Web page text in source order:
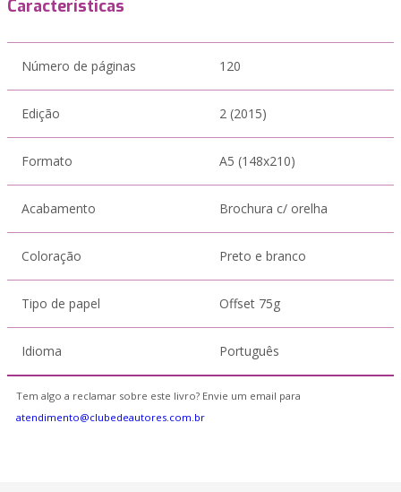
Características
Número de páginas 120
Edição 2 (2015)
Formato A5 (148x210)
Acabamento Brochura c/ orelha
Coloração Preto e branco
Tipo de papel Offset 75g
Idioma Português
Tem algo a reclamar sobre este livro? Envie um email para
atendimento@clubedeautores.com.br